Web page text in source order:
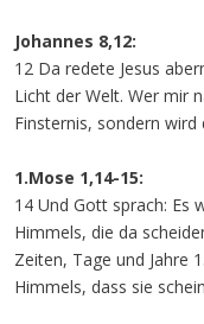
Johannes 8,12:
12 Da redete Jesus
Licht der Welt. Wer mir
Finsternis, sondern wird
1.Mose 1,14-15:
14 Und Gott sprach: Es
Himmels, die da
Zeiten, Tage und Jahre
Himmels, dass sie